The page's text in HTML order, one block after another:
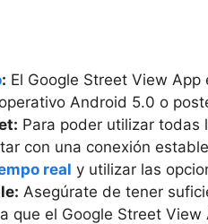
: El Google Street View
Android 5.0 o
Para poder utilizar todas
con una conexión
real y utilizar las
Asegúrate de tener
que el Google Street